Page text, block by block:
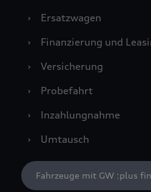
›
Ersatzwagen
›
Finanzierung und
›
Versicherung
›
Probefahrt
›
Inzahlungnahme
›
Umtausch
Fahrzeuge mit GW :plus